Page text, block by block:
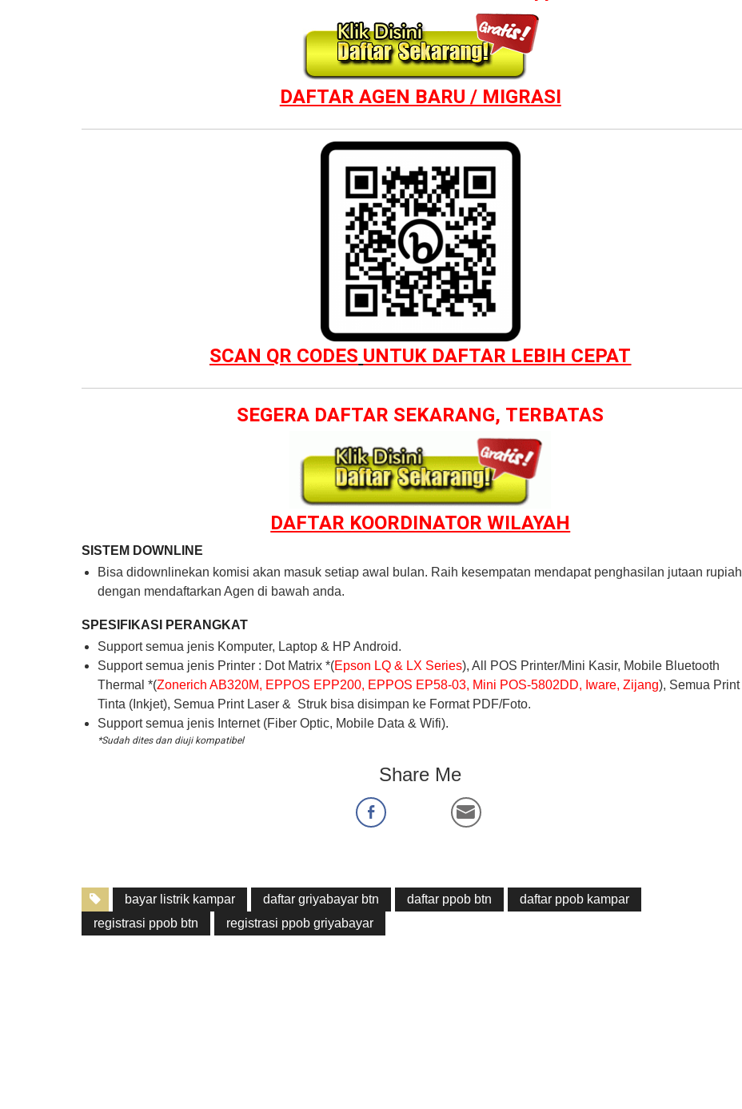
DAFTAR AGEN BARU / MIGRASI
SCAN QR CODES UNTUK DAFTAR LEBIH CEPAT
SEGERA DAFTAR SEKARANG, TERBATAS
DAFTAR KOORDINATOR WILAYAH
SISTEM DOWNLINE
Bisa didownlinekan komisi akan masuk setiap awal bulan. Raih kesempatan mendapat penghasilan jutaan rupiah
dengan mendaftarkan Agen di bawah anda.
SPESIFIKASI PERANGKAT
Support semua jenis Komputer, Laptop & HP Android.
Support semua jenis Printer : Dot Matrix *(Epson LQ & LX Series), All POS Printer/Mini Kasir, Mobile Bluetooth
Thermal *(Zonerich AB320M, EPPOS EPP200, EPPOS EP58-03, Mini POS-5802DD, Iware, Zijang), Semua Print
Tinta (Inkjet), Semua Print Laser & Struk bisa disimpan ke Format PDF/Foto.
Support semua jenis Internet (Fiber Optic, Mobile Data & Wifi).
*Sudah dites dan diuji kompatibel
Share Me
bayar listrik kampar daftar griyabayar btn daftar ppob btn
daftar ppob kampar
registrasi ppob btn
registrasi ppob griyabayar